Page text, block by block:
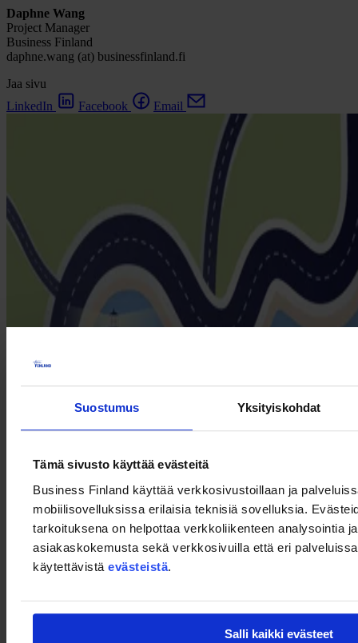
Suostumus Yksityiskohdat
Tämä sivusto käyttää evästeitä
Business Finland käyttää verkkosivustoillaan ja
mobiilisovelluksissa erilaisia teknisiä sovelluksia.
tarkoituksena on helpottaa verkkoliikenteen analysointia
asiakaskokemusta sekä verkkosivuilla että eri
käytettävistä evästeistä.
Salli kaikki evästeet
Daphne Wang
Project Manager
Business Finland
daphne.wang (at) businessfinland.fi
Jaa sivu
LinkedIn
Facebook Email
Webinaarin aiheena ovat määräajaksi Norjaan lähtevät
mitä muuta vaatimuksia yrityksen tulisi huomioida.
Voit jättää ilmoittautumisen yhteydessä ennakkokysymyksiä, joihin
vastaamme webinaarin lopussa.
Lue lisää englanninkieliseltä sivulta